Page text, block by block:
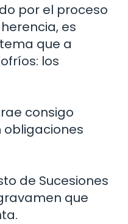
por el proceso
es
que a
los
consigo
obligaciones
de Sucesiones
que